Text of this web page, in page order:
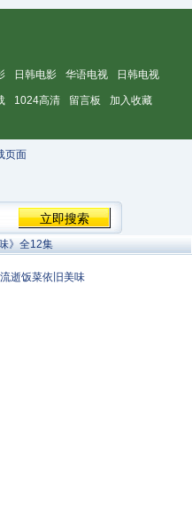
日韩电影 华语电视 日韩电视
1024高清 留言板 加入收藏
页面
》全12集
饭菜依旧美味